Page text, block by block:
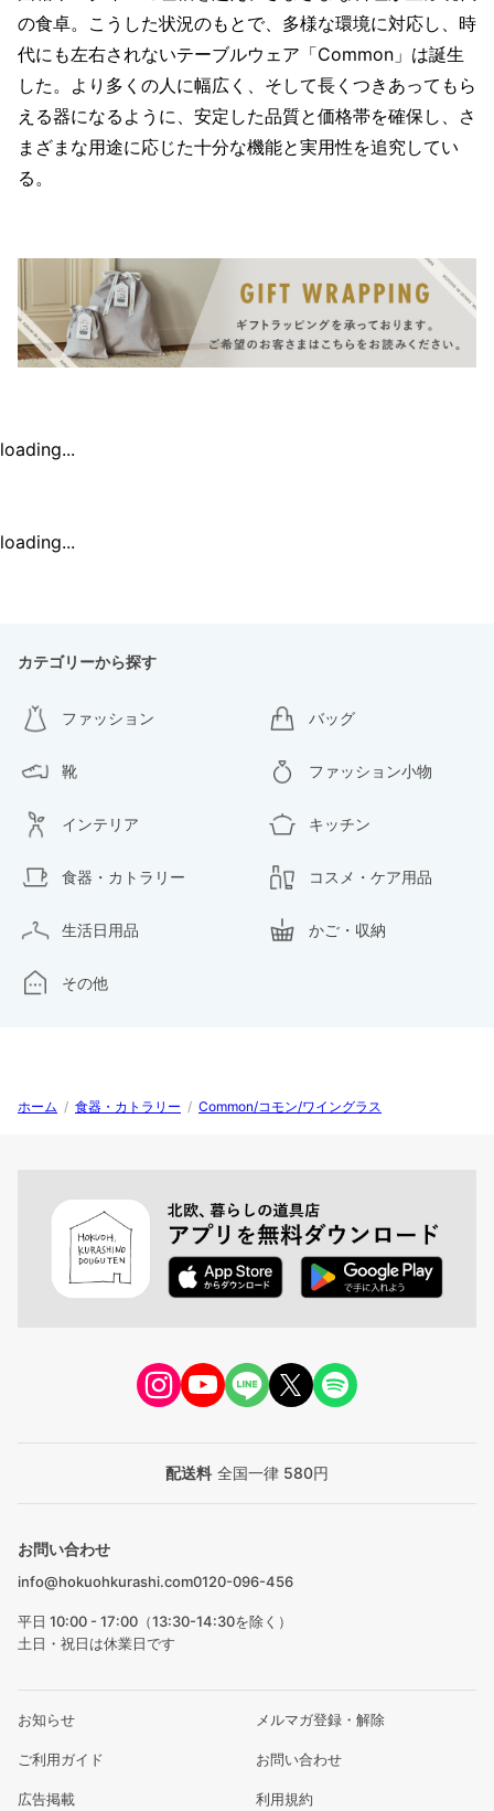
の食卓。こうした状況のもとで、多様な環境に対応し、時
代にも左右されないテーブルウェア「Common」は誕生
した。より多くの人に幅広く、そして長くつきあってもら
える器になるように、安定した品質と価格帯を確保し、さ
まざまな用途に応じた十分な機能と実用性を追究してい
る。
loading...
loading...
カテゴリーから探す
ファッション バッグ
靴 ファッション小物
インテリア キッチン
食器・カトラリー コスメ・ケア用品
生活日用品 かご・収納
その他
ホーム / 食器・カトラリー / Common/コモン/ワイングラス
配送料 全国一律 580円
お問い合わせ
info@hokuohkurashi.com0120-096-456
平日 10:00 - 17:00（13:30-14:30を除く）
土日・祝日は休業日です
お知らせ メルマガ登録・解除
ご利用ガイド お問い合わせ
広告掲載 利用規約